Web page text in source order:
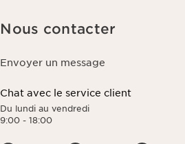
Nous contacter
Envoyer un message
Chat avec le service client
Du lundi au vendredi
9:00 - 18:00